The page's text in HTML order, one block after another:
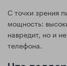
С точки зрения
мощность:
навредит, но и
телефона.